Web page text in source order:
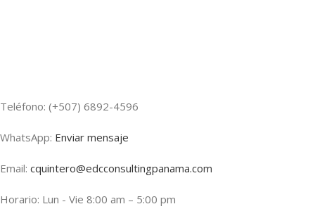
Teléfono: (+507) 6892-4596
WhatsApp: Enviar mensaje
Email: cquintero@edcconsultingpanama.com
Horario: Lun - Vie 8:00 am – 5:00 pm